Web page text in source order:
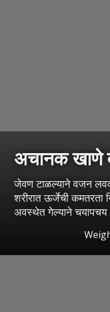
अचानक खाणे
जेवण टाळल्याने वजन
शरीरात ऊर्जेची कमतरता
अवस्थेत गेल्याने चयापचय